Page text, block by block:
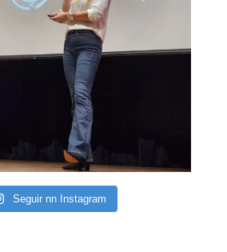
Seguir nn Instagram